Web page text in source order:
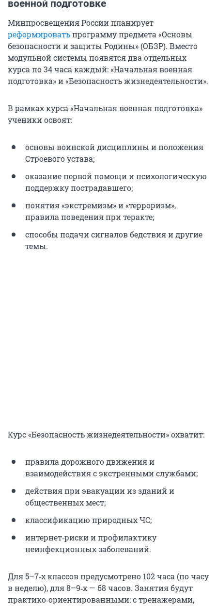
военной подготовке
Минпросвещения России планирует
реформироватьпрограмму предмета «Основы
безопасности и защиты Родины» (ОБЗР). Вместо
модульной системы появятся два отдельных
курса по 34 часа каждый: «Начальная военная
подготовка» и «Безопасность жизнедеятельности».
В рамках курса «Начальная военная подготовка»
ученики освоят:
основы воинской дисциплины и положения
Строевого устава;
оказание первой помощи и психологическую
поддержку пострадавшего;
понятия «экстремизм» и «терроризм»,
правила поведения при теракте;
способы подачи сигналов бедствия и другие
темы.
Курс «Безопасность жизнедеятельности» охватит:
правила дорожного движения и
взаимодействия с экстренными службами;
действия при эвакуации из зданий и
общественных мест;
классификацию природных ЧС;
интернет‑риски и профилактику
неинфекционных заболеваний.
Для 5–7‑х классов предусмотрено 102 часа (по часу
в неделю), для 8–9‑х — 68 часов. Занятия будут
практико‑ориентированными: с тренажерами,